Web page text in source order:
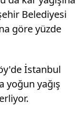
Belediyesi
göre yüzde
İstanbul
yoğun yağış